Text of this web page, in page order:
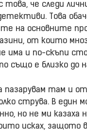
това, че следи
Това
на основните
от които
има и по-скъпи
също е близко до
пазарувам там и
струва. В един
но не ми казаха
исках, защото